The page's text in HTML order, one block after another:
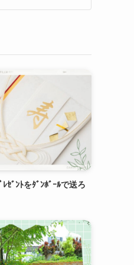
ｾﾞﾝﾄをﾀﾞﾝﾎﾞｰﾙで送ろ